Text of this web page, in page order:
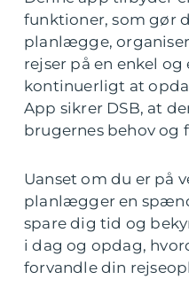
funktioner, som gør
planlægge,
rejser på en enkel
kontinuerligt at
App sikrer DSB, at
brugernes behov og
Uanset om du er på
planlægger en
spare dig tid og
i dag og opdag,
forvandle din